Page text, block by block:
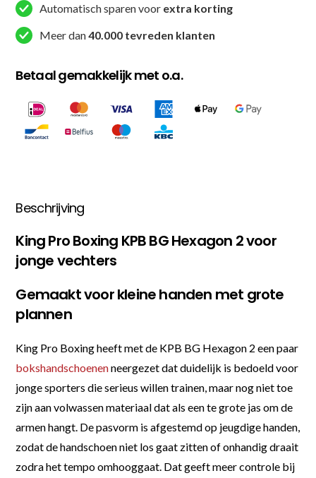
Automatisch sparen voor extra korting
Meer dan40.000 tevreden klanten
Betaal gemakkelijk met o.a.
Beschrijving
King Pro Boxing KPB BG Hexagon 2 voor
jonge vechters
Gemaakt voor kleine handen met grote
plannen
King Pro Boxing heeft met de KPB BG Hexagon 2 een paar
bokshandschoenenneergezet dat duidelijk is bedoeld voor
jonge sporters die serieus willen trainen, maar nog niet toe
zijn aan volwassen materiaal dat als een te grote jas om de
armen hangt. De pasvorm is afgestemd op jeugdige handen,
zodat de handschoen niet los gaat zitten of onhandig draait
zodra het tempo omhooggaat. Dat geeft meer controle bij